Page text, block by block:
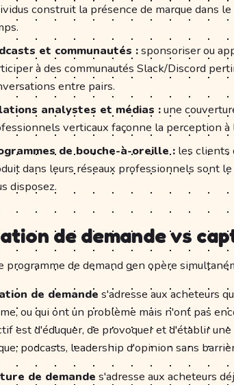
construit la présence de marque dans
et communautés :sponsoriser ou
à des communautés Slack/Discord
entre pairs.
analystes et médias :une
verticaux façonne la perception à
de bouche-à-oreille : les clients
dans leurs réseaux professionnels sont
disposez.
de demande vs
programme de demand gen opère
de demande s'adresse aux acheteurs
ou qui ont un problème mais n'ont pas
est d'éduquer, de provoquer et d'établir
podcasts, leadership d'opinion sans
de demande s'adresse aux acheteurs